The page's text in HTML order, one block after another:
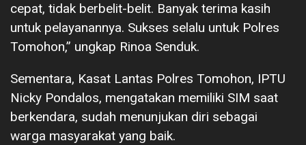
cepat, tidak berbelit-belit. Banyak terima kasih
untuk pelayanannya. Sukses selalu untuk Polres
Tomohon,” ungkap Rinoa Senduk.
Sementara, Kasat Lantas Polres Tomohon, IPTU
Nicky Pondalos, mengatakan memiliki SIM saat
berkendara, sudah menunjukan diri sebagai
warga masyarakat yang baik.